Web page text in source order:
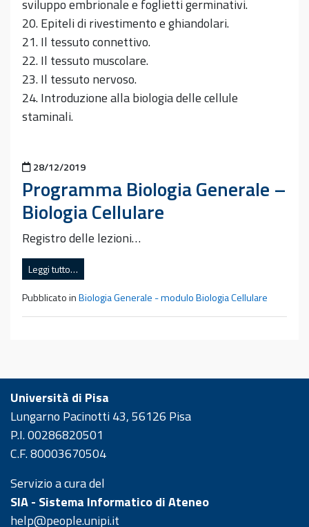
sviluppo embrionale e foglietti germinativi.
20. Epiteli di rivestimento e ghiandolari.
21. Il tessuto connettivo.
22. Il tessuto muscolare.
23. Il tessuto nervoso.
24. Introduzione alla biologia delle cellule
staminali.
Pubblicato il
28/12/2019
Programma Biologia Generale –
Biologia Cellulare
Registro delle lezioni…
Leggi tutto…
Pubblicato inBiologia Generale - modulo Biologia Cellulare
Università di Pisa
Lungarno Pacinotti 43, 56126 Pisa
P.I. 00286820501
C.F. 80003670504
Servizio a cura del
SIA - Sistema Informatico di Ateneo
help@people.unipi.it